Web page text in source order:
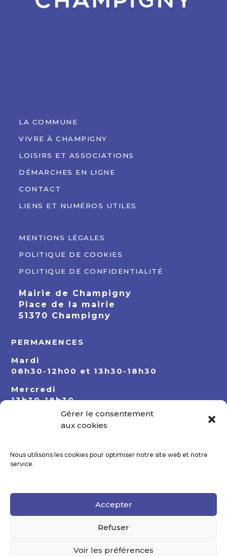
Gérer le consentement
aux cookies
Nous utilisons les cookies pour optimiser notre site web et notre
service.
Accepter
Refuser
Voir les préférences
LA COMMUNE
VIVRE À CHAMPIGNY
LOISIRS ET ASSOCIATIONS
DÉMARCHES EN LIGNE
CONTACT
LIENS ET NUMÉROS UTILES
MENTIONS LÉGALES
POLITIQUE DE COOKIES
POLITIQUE DE CONFIDENTIALITÉ
Mairie de Champigny
Place de la mairie
51370 Champigny
PERMANENCES
Mardi
08h30-12h00 et 13h30-18h30
Mercredi
13h30-18h30
08h30-12h00 et 13h30-18h30